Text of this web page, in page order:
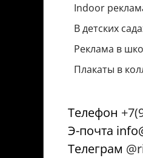
Indoor
В детских
Реклама в
Плакаты в
Телефон
Э-почта
Телеграм